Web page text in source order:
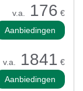
v.a. 176 €
Aanbiedingen
v.a. 1841 €
Aanbiedingen